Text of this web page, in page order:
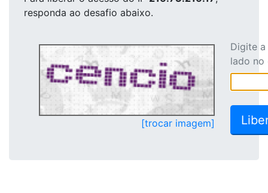
responda ao desafio abaixo.
[trocar imagem]
Digite
lado no